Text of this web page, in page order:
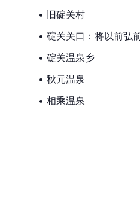
• 旧碇关村
• 碇关关口：将以前弘
• 碇关温泉乡
• 秋元温泉
• 相乘温泉